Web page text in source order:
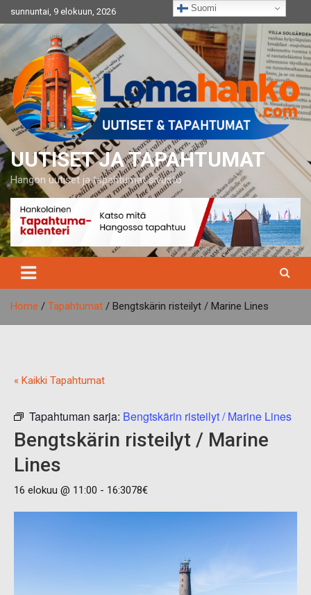
to
content
sunnuntai, 9 elokuun, 2026
UUTISET JA TAPAHTUMAT
Hangon uutiset ja tapahtumat sivusto
Home Tapahtumat Bengtskärin risteilyt / Marine Lines
« Kaikki Tapahtumat
Tapahtuman sarja: Bengtskärin risteilyt / Marine Lines
Bengtskärin risteilyt / Marine
Lines
16 elokuu @ 11:00 - 16:3078€
Suomi